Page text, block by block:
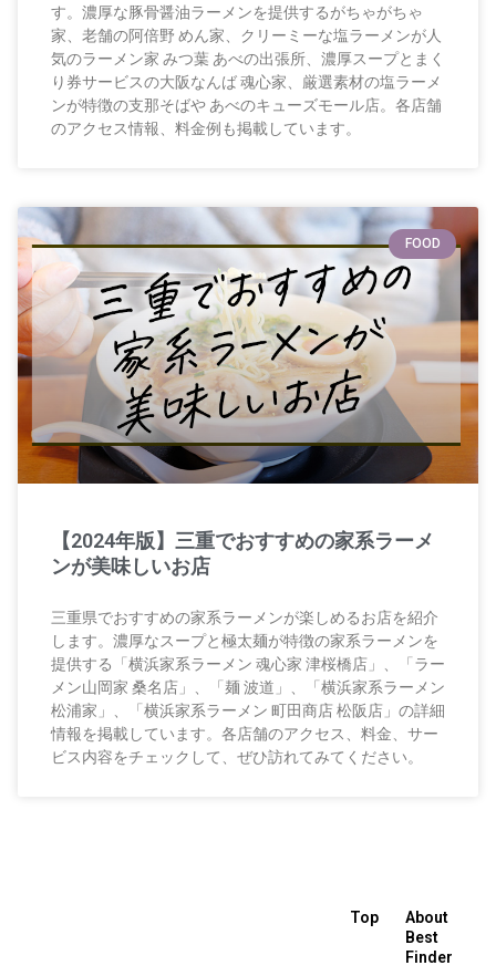
す。濃厚な豚骨醤油ラーメンを提供するがちゃがちゃ
家、老舗の阿倍野 めん家、クリーミーな塩ラーメンが人
気のラーメン家 みつ葉 あべの出張所、濃厚スープとまく
り券サービスの大阪なんば 魂心家、厳選素材の塩ラーメ
ンが特徴の支那そばや あべのキューズモール店。各店舗
のアクセス情報、料金例も掲載しています。
FOOD
【2024年版】三重でおすすめの家系ラーメ
ンが美味しいお店
三重県でおすすめの家系ラーメンが楽しめるお店を紹介
します。濃厚なスープと極太麺が特徴の家系ラーメンを
提供する「横浜家系ラーメン 魂心家 津桜橋店」、「ラー
メン山岡家 桑名店」、「麺 波道」、「横浜家系ラーメン
松浦家」、「横浜家系ラーメン 町田商店 松阪店」の詳細
情報を掲載しています。各店舗のアクセス、料金、サー
ビス内容をチェックして、ぜひ訪れてみてください。
Top
About
Best
Finder